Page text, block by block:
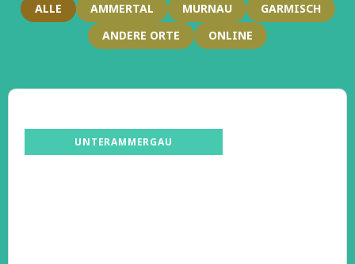
ALLE AMMERTAL MURNAU
GARMISCH
ANDERE ORTE
ONLINE
UNTERAMMERGAU